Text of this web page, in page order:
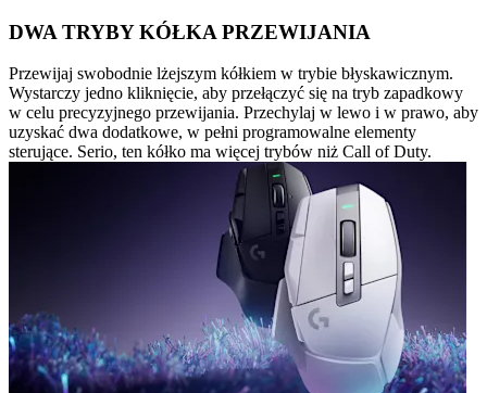
DWA TRYBY KÓŁKA PRZEWIJANIA
Przewijaj swobodnie lżejszym kółkiem w trybie błyskawicznym.
Wystarczy jedno kliknięcie, aby przełączyć się na tryb zapadkowy
w celu precyzyjnego przewijania. Przechylaj w lewo i w prawo, aby
uzyskać dwa dodatkowe, w pełni programowalne elementy
sterujące. Serio, ten kółko ma więcej trybów niż Call of Duty.